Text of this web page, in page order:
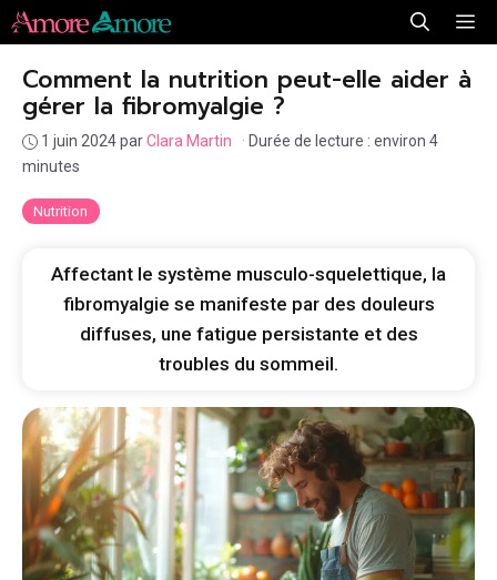
Aller
au
contenu
Nutrition
Comment la nutrition peut-elle aider à
gérer la fibromyalgie ?
1 juin 2024parClara Martin · Durée de lecture : environ 4
minutes
Affectant le système musculo-squelettique, la
fibromyalgie se manifeste par des douleurs
diffuses, une fatigue persistante et des
troubles du sommeil.